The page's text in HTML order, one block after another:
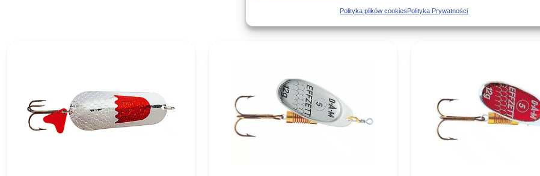
Polityka plików cookiesPolityka Prywatności
Poznaj podobne produkty, które mogą Ci się spodobać